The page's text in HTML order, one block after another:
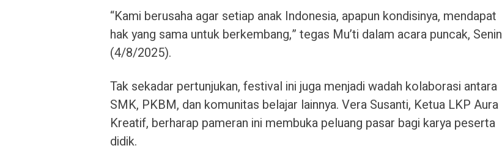
“Kami berusaha agar setiap anak Indonesia, apapun kondisinya, mendapat
hak yang sama untuk berkembang,” tegas Mu’ti dalam acara puncak, Senin
(4/8/2025).
Tak sekadar pertunjukan, festival ini juga menjadi wadah kolaborasi antara
SMK, PKBM, dan komunitas belajar lainnya. Vera Susanti, Ketua LKP Aura
Kreatif, berharap pameran ini membuka peluang pasar bagi karya peserta
didik.